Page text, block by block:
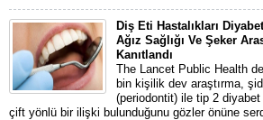
Diş Eti Hastalıkları
Ağız Sağlığı Ve Şeker
Kanıtlandı
The Lancet Public Health
bin kişilik dev araştırma,
(periodontit) ile tip 2 diyabet
çift yönlü bir ilişki bulunduğunu gözler önüne